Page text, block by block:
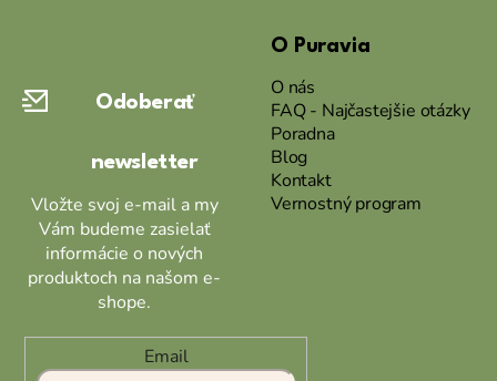
Odoberať
newsletter
Vložte svoj e-mail a my
Vám budeme zasielať
informácie o nových
produktoch na našom e-
shope.
Email
O Puravia
O nás
FAQ - Najčastejšie otázky
Poradna
Blog
Kontakt
Vernostný program